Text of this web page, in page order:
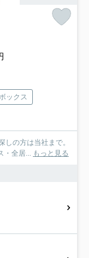
ックス
の方は当社まで。
・全居... もっと見る